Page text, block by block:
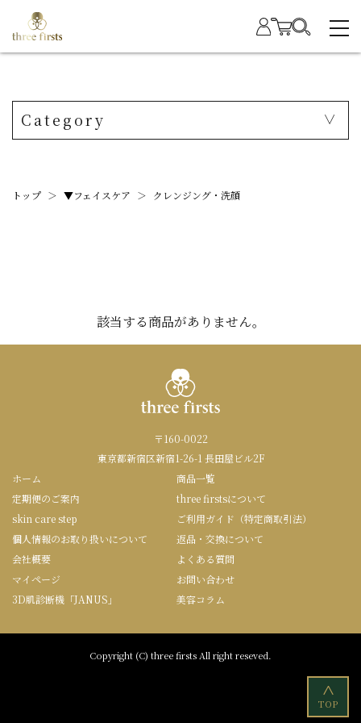
Category
トップ ＞ ▼フェイスケア ＞ クレンジング・洗顔
該当する商品がありません。
〒160-0022
東京都新宿区新宿1-26-1 長田屋ビル2F
ホーム
商品一覧
定期便のご案内
three firstsについて
skin care step
ご利用ガイド（特定商取引法）
個人情報のお取り扱いについて
返品・交換について
会社概要
よくある質問
マイページ
お問い合わせ
3D肌診断機「JANUS」
美容コラム
Copyright (C) three firsts All right reseved.
<
TOP